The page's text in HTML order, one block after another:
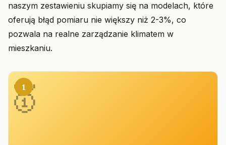
naszym zestawieniu skupiamy się na modelach, które
oferują błąd pomiaru nie większy niż 2-3%, co
pozwala na realne zarządzanie klimatem w
mieszkaniu.
1